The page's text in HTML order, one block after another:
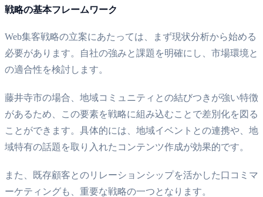
戦略の基本フレームワーク
Web集客戦略の立案にあたっては、まず現状分析から始める
必要があります。自社の強みと課題を明確にし、市場環境と
の適合性を検討します。
藤井寺市の場合、地域コミュニティとの結びつきが強い特徴
があるため、この要素を戦略に組み込むことで差別化を図る
ことができます。具体的には、地域イベントとの連携や、地
域特有の話題を取り入れたコンテンツ作成が効果的です。
また、既存顧客とのリレーションシップを活かした口コミマ
ーケティングも、重要な戦略の一つとなります。